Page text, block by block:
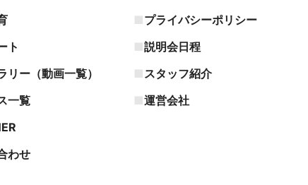
ト
リー（動画一覧）
一覧
わせ
プライバシーポリシー
説明会日程
スタッフ紹介
運営会社